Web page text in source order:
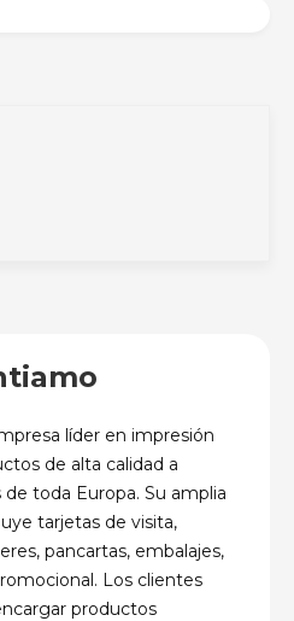
líder en impresión
de alta calidad a
toda Europa. Su amplia
tarjetas de visita,
pancartas, embalajes,
Los clientes
productos